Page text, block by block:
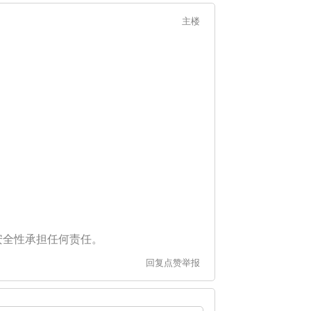
主楼
性承担任何责任。
回复 点赞举报